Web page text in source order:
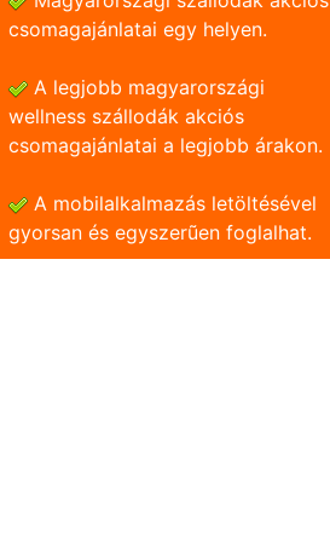
csomagajánlatai egy helyen.
A legjobb magyarországi
wellness szállodák akciós
csomagajánlatai a legjobb árakon.
A mobilalkalmazás letöltésével
gyorsan és egyszerũen foglalhat.